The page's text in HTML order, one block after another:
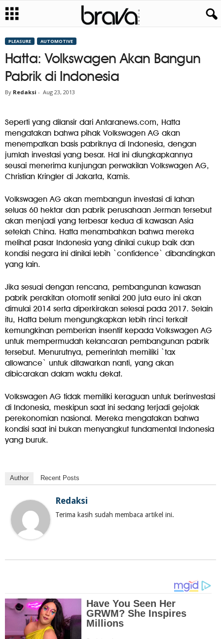
PLEASURE AUTOMOTIVE
Hatta: Volkswagen Akan Bangun
Pabrik di Indonesia
By Redaksi - Aug 23, 2013
Seperti yang dilansir dari Antaranews.com, Hatta
mengatakan bahwa pihak Volkswagen AG akan
menempatkan basis pabriknya di Indonesia, dengan
jumlah investasi yang besar. Hal ini diungkapkannya
seusai menerima kunjungan perwakilan Volkswagen AG,
Christian Kringler di Jakarta, Kamis.
Volkswagen AG akan membangun investasi di lahan
seluas 60 hektar dan pabrik perusahaan Jerman tersebut
akan menjadi yang terbesar kedua di kawasan Asia
setelah China. Hatta menambahkan bahwa mereka
melihat pasar Indonesia yang dinilai cukup baik dan
kondisi negara ini dinilai lebih `confidence` dibandingkan
yang lain.
Jika sesuai dengan rencana, pembangunan kawasan
pabrik perakitan otomotif senilai 200 juta euro ini akan
dimulai 2014 serta diperkirakan selesai pada 2017. Selain
itu, Hatta belum mengungkapkan lebih rinci terkait
kemungkinan pemberian insentif kepada Volkswagen AG
untuk mempermudah kelancaran pembangunan pabrik
tersebut. Menurutnya, pemerintah memiliki `tax
allowance` untuk ditawarkan nanti, yang akan
dibicarakan dalam waktu dekat.
Volkswagen AG tidak memiliki keraguan untuk berinvestasi
di Indonesia, meskipun saat ini sedang terjadi gejolak
perekonomian nasional. Mereka mengatakan bahwa
kondisi saat ini bukan menyangkut fundamental Indonesia
yang buruk.
Author Recent Posts
Redaksi
Terima kasih sudah membaca artikel ini.